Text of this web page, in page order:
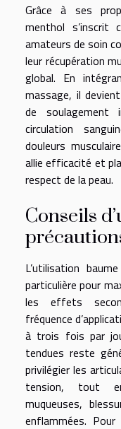
Grâce à ses
menthol s’inscrit
amateurs de soin
leur récupération
global. En
massage, il
de
circulation
douleurs
allie efficacité et
respect de la peau.
Conseils
L’utilisation
particulière pour
les effets
fréquence
à trois fois par
tendues reste
privilégier les
tension, tout
muqueuses,
enflammées.